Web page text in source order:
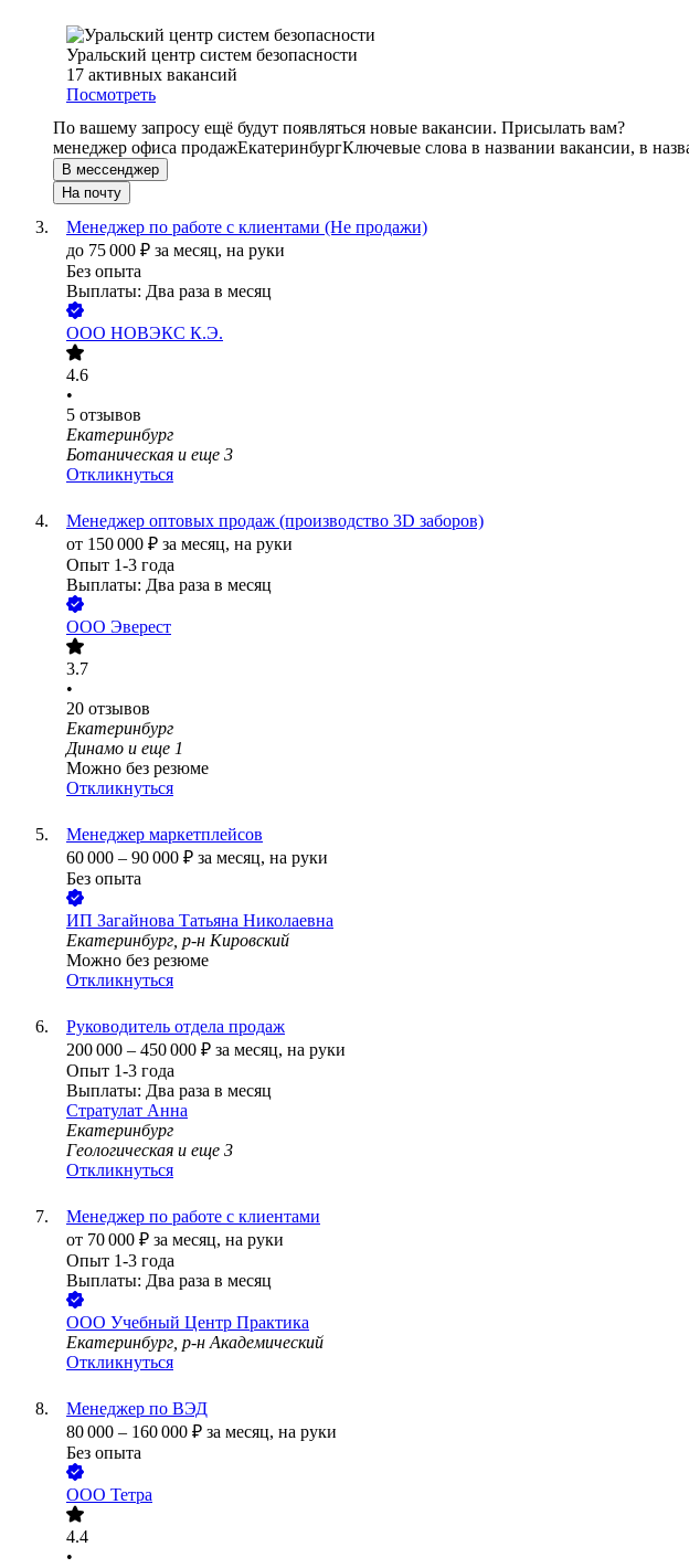
Уральский центр систем безопасности
17 активных вакансий
Посмотреть
По вашему запросу ещё будут появляться новые вакансии. Присылать вам?
менеджер офиса продажЕкатеринбургКлючевые слова в названии вакансии, в
В мессенджер
На почту
Менеджер по работе с клиентами (Не продажи)
до 75 000 ₽ за месяц, на руки
Без опыта
Выплаты: Два раза в месяц
ООО НОВЭКС К.Э.
4.6
•
5 отзывов
Екатеринбург
Ботаническая и еще 3
Откликнуться
Менеджер оптовых продаж (производство 3D заборов)
от 150 000 ₽ за месяц, на руки
Опыт 1-3 года
Выплаты: Два раза в месяц
ООО Эверест
3.7
•
20 отзывов
Екатеринбург
Динамо и еще 1
Можно без резюме
Откликнуться
Менеджер маркетплейсов
60 000 – 90 000 ₽ за месяц, на руки
Без опыта
ИП Загайнова Татьяна Николаевна
Екатеринбург, р-н Кировский
Можно без резюме
Откликнуться
Руководитель отдела продаж
200 000 – 450 000 ₽ за месяц, на руки
Опыт 1-3 года
Выплаты: Два раза в месяц
Стратулат Анна
Екатеринбург
Геологическая и еще 3
Откликнуться
Менеджер по работе с клиентами
от 70 000 ₽ за месяц, на руки
Опыт 1-3 года
Выплаты: Два раза в месяц
ООО Учебный Центр Практика
Екатеринбург, р-н Академический
Откликнуться
Менеджер по ВЭД
80 000 – 160 000 ₽ за месяц, на руки
Без опыта
ООО Тетра
4.4
•